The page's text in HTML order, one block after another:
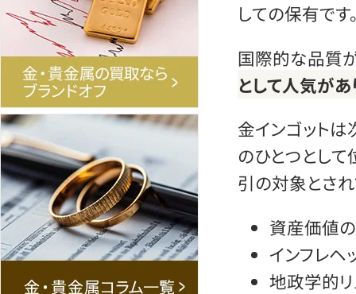
しての保有です
国際的な品質
として人気があ
金インゴット
のひとつとし
引の対象とさ
資産価値
インフレヘ
地政学的